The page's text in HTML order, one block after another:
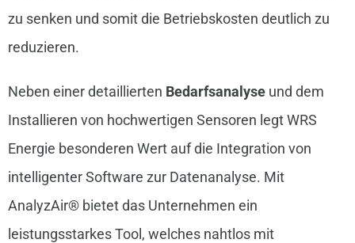
zu senken und somit die Betriebskosten deutlich zu
reduzieren.
Neben einer detaillierten Bedarfsanalyseund dem
Installieren von hochwertigen Sensoren legt WRS
Energie besonderen Wert auf die Integration von
intelligenter Software zur Datenanalyse. Mit
AnalyzAir® bietet das Unternehmen ein
leistungsstarkes Tool, welches nahtlos mit